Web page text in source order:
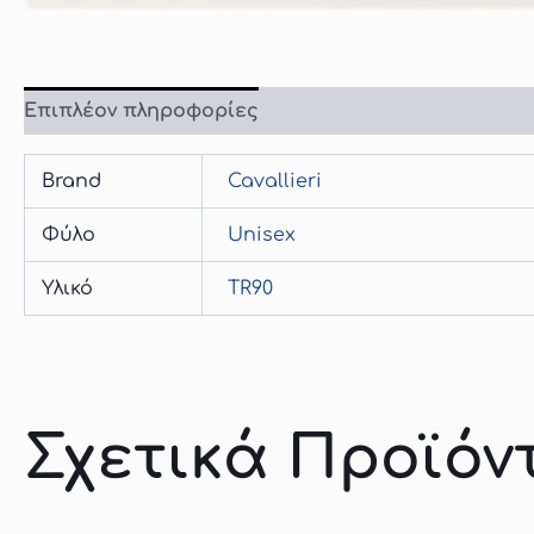
Επιπλέον πληροφορίες
Brand Cavallieri
Φύλο Unisex
Υλικό TR90
Σχετικά